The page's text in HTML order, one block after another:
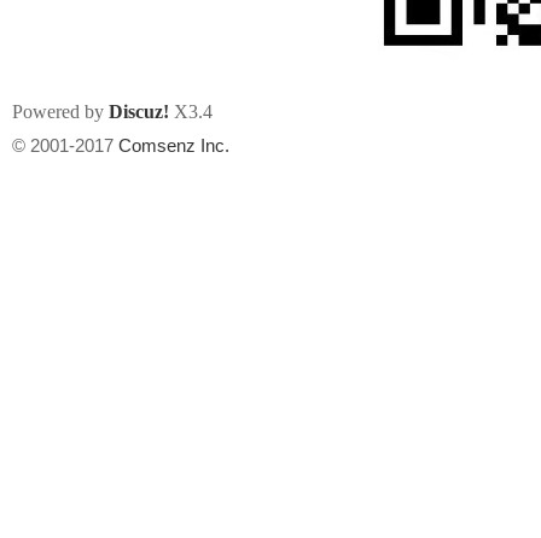
Powered by Discuz! X3.4
© 2001-2017 Comsenz Inc.